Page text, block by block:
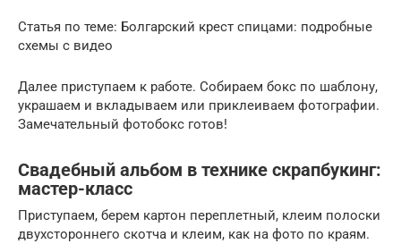
Статья по теме: Болгарский крест спицами: подробные
схемы с видео
Далее приступаем к работе. Собираем бокс по шаблону,
украшаем и вкладываем или приклеиваем фотографии.
Замечательный фотобокс готов!
Свадебный альбом в технике скрапбукинг:
мастер-класс
Приступаем, берем картон переплетный, клеим полоски
двухстороннего скотча и клеим, как на фото по краям.